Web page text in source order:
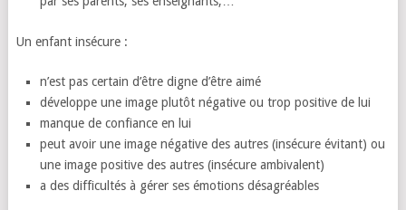
Un enfant insécure :
n’est pas certain d’être digne d’être aimé
développe une image plutôt négative ou trop positive de lui
manque de confiance en lui
peut avoir une image négative des autres (insécure évitant) ou
une image positive des autres (insécure ambivalent)
a des difficultés à gérer ses émotions désagréables